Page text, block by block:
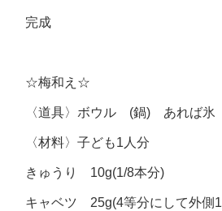
完成
☆梅和え☆
〈道具〉ボウル (鍋) あれば
〈材料〉子ども1人分
きゅうり 10g(1/8本分)
キャベツ 25g(4等分にして外側